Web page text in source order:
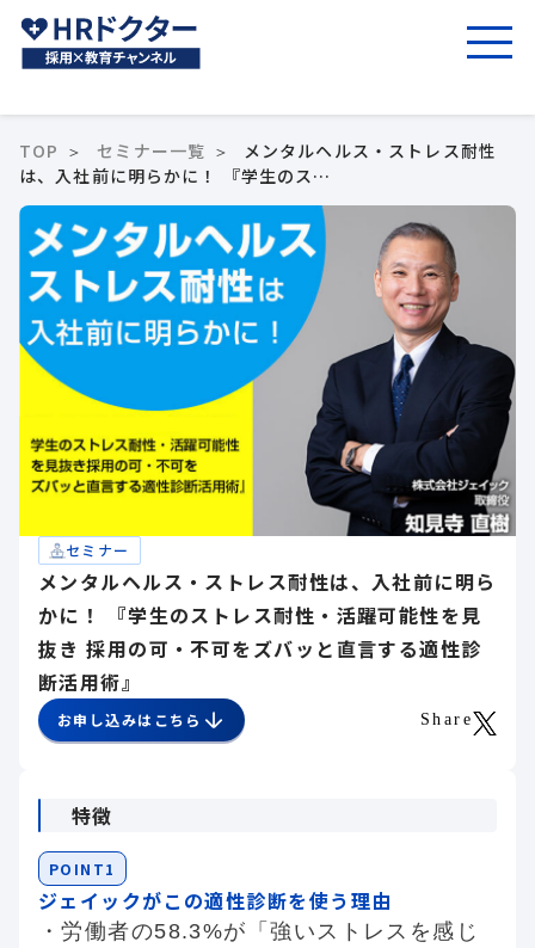
TOP セミナー一覧
メンタルヘルス・ストレス耐性
は、入社前に明らかに！ 『学生のス…
セミナー
メンタルヘルス・ストレス耐性は、入社前に明ら
かに！ 『学生のストレス耐性・活躍可能性を見
抜き 採用の可・不可をズバッと直言する適性診
断活用術』
お申し込みはこちら Share
特徴
POINT1
ジェイックがこの適性診断を使う理由
・労働者の58.3%が「強いストレスを感じ